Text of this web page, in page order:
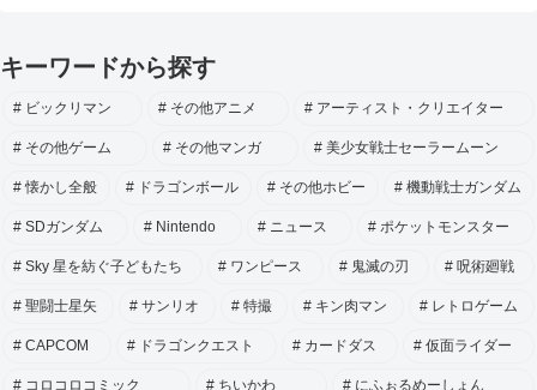
キーワードから探す
ビックリマン その他アニメ アーティスト・クリエイター
その他ゲーム その他マンガ 美少女戦士セーラームーン
懐かし全般 ドラゴンボール その他ホビー 機動戦士ガンダム
SDガンダム Nintendo ニュース ポケットモンスター
Sky 星を紡ぐ子どもたち ワンピース 鬼滅の刃 呪術廻戦
聖闘士星矢 サンリオ 特撮 キン肉マン レトロゲーム
CAPCOM ドラゴンクエスト カードダス 仮面ライダー
コロコロコミック ちいかわ にふぉるめーしょん